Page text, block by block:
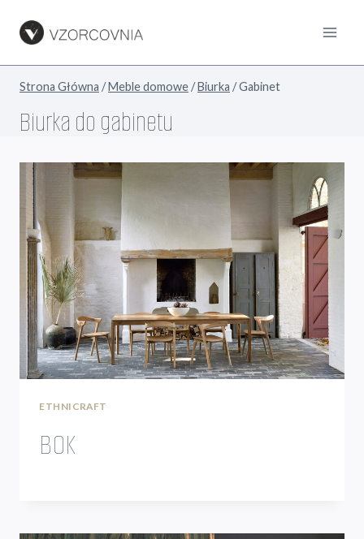
Strona Główna /Meble domowe/Biurka /Gabinet
Biurka do gabinetu
ETHNICRAFT
BOK